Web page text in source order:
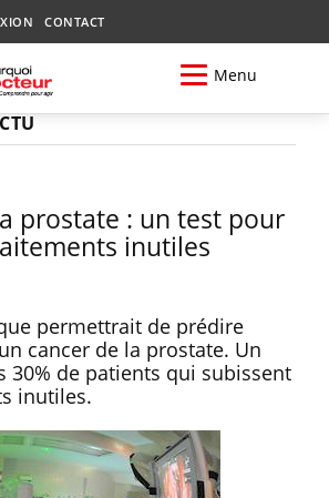
CONTACT
Menu
prostate : un test pour
inutiles
permettrait de prédire
cancer de la prostate. Un
30% de patients qui subissent
inutiles.